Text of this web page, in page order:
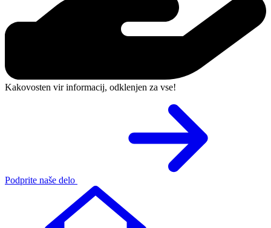
Kakovosten vir informacij, odklenjen za vse!
Podprite naše delo